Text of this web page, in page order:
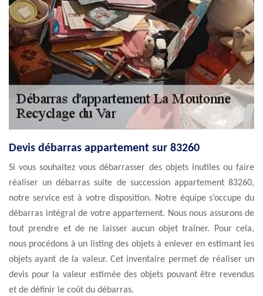
Devis débarras appartement sur 83260
Si vous souhaitez vous débarrasser des objets inutiles ou faire
réaliser un débarras suite de succession appartement 83260,
notre service est à votre disposition. Notre équipe s’occupe du
débarras intégral de votre appartement. Nous nous assurons de
tout prendre et de ne laisser aucun objet traîner. Pour cela,
nous procédons à un listing des objets à enlever en estimant les
objets ayant de la valeur. Cet inventaire permet de réaliser un
devis pour la valeur estimée des objets pouvant être revendus
et de définir le coût du débarras.